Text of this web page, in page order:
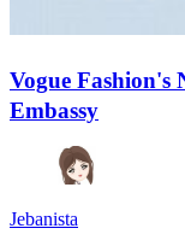
Vogue Fashion's
Embassy
Jebanista